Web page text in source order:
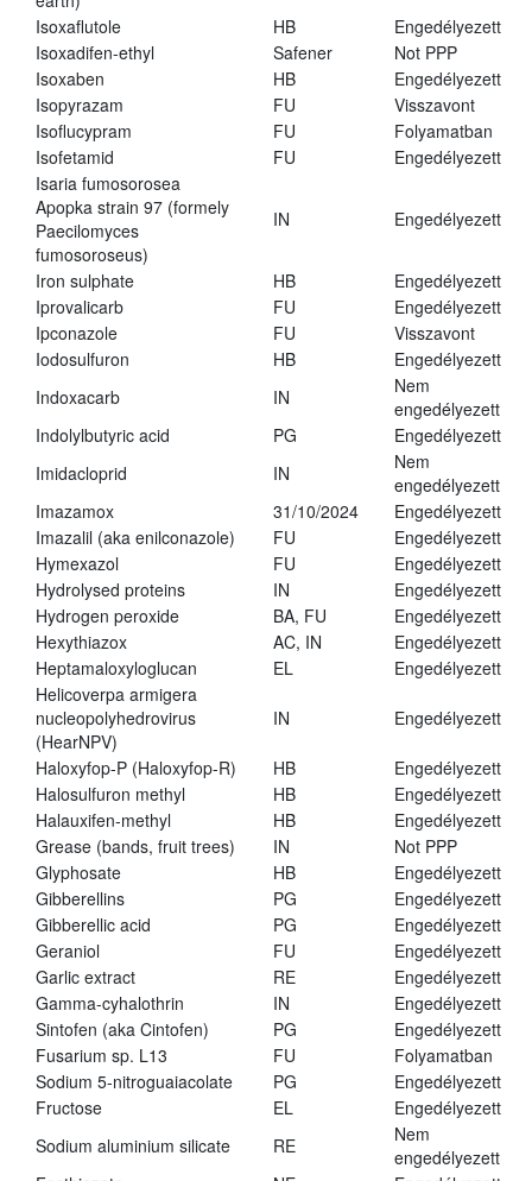
Isoxaflutole
HB
Engedélyezett
Isoxadifen-ethyl
Safener
Not PPP
Isoxaben
HB
Engedélyezett
Isopyrazam
FU
Visszavont
Isoflucypram
FU
Folyamatban
Isofetamid
FU
Engedélyezett
Isaria fumosorosea
Apopka strain 97 (formely
Paecilomyces
fumosoroseus)
IN Engedélyezett
Iron sulphate HB
Engedélyezett
Iprovalicarb
FU
Engedélyezett
Ipconazole
FU
Visszavont
Iodosulfuron
HB
Engedélyezett
Indoxacarb
IN
Nem
engedélyezett
Indolylbutyric acid
PG
Engedélyezett
Imidacloprid
IN
Nem
engedélyezett
Imazamox
31/10/2024
Engedélyezett
Imazalil (aka enilconazole)
FU
Engedélyezett
Hymexazol
FU
Engedélyezett
Hydrolysed proteins
IN
Engedélyezett
Hydrogen peroxide
BA, FU
Engedélyezett
Hexythiazox
AC, IN
Engedélyezett
Heptamaloxyloglucan
EL
Engedélyezett
Helicoverpa armigera
nucleopolyhedrovirus
(HearNPV)
IN Engedélyezett
Haloxyfop-P (Haloxyfop-R) HB
Engedélyezett
Halosulfuron methyl
HB
Engedélyezett
Halauxifen-methyl
HB
Engedélyezett
Grease (bands, fruit trees)
IN
Not PPP
Glyphosate
HB
Engedélyezett
Gibberellins
PG
Engedélyezett
Gibberellic acid
PG
Engedélyezett
Geraniol
FU
Engedélyezett
Garlic extract
RE
Engedélyezett
Gamma-cyhalothrin
IN
Engedélyezett
Sintofen (aka Cintofen)
PG
Engedélyezett
Fusarium sp. L13
FU
Folyamatban
Sodium 5-nitroguaiacolate
PG
Engedélyezett
Fructose
EL
Engedélyezett
Sodium aluminium silicate
RE
Nem
engedélyezett